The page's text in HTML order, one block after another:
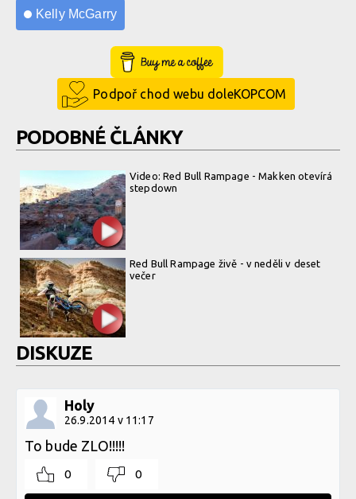
Kelly McGarry
Buy Me a Coffee
Podpoř chod webu doleKOPCOM
PODOBNÉ ČLÁNKY
Video: Red Bull Rampage - Makken otevírá
stepdown
Red Bull Rampage živě - v neděli v deset
večer
DISKUZE
Holy
26.9.2014 v 11:17
To bude ZLO!!!!!
0 0